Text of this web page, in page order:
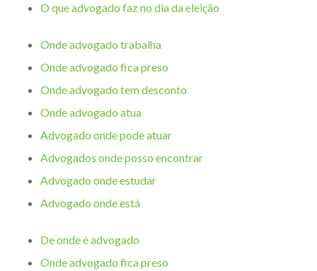
O que advogado faz no dia da eleição
Onde advogado trabalha
Onde advogado fica preso
Onde advogado tem desconto
Onde advogado atua
Advogado onde pode atuar
Advogados onde posso encontrar
Advogado onde estudar
Advogado onde está
De onde é advogado
Onde advogado fica preso